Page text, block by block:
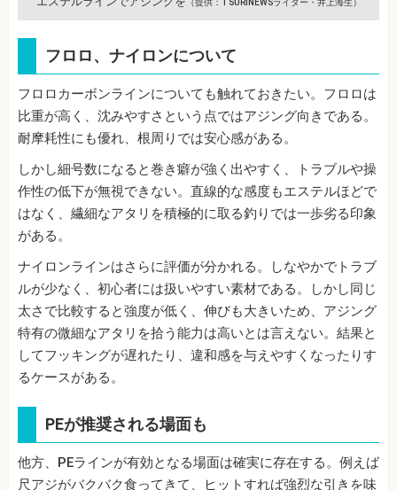
（提供：TSURINEWSライター・井上海生）
フロロ、ナイロンについて
フロロカーボンラインについても触れておきたい。フロロは
比重が高く、沈みやすさという点ではアジング向きである。
耐摩耗性にも優れ、根周りでは安心感がある。
しかし細号数になると巻き癖が強く出やすく、トラブルや操
作性の低下が無視できない。直線的な感度もエステルほどで
はなく、繊細なアタリを積極的に取る釣りでは一歩劣る印象
がある。
ナイロンラインはさらに評価が分かれる。しなやかでトラブ
ルが少なく、初心者には扱いやすい素材である。しかし同じ
太さで比較すると強度が低く、伸びも大きいため、アジング
特有の微細なアタリを拾う能力は高いとは言えない。結果と
してフッキングが遅れたり、違和感を与えやすくなったりす
るケースがある。
PEが推奨される場面も
他方、PEラインが有効となる場面は確実に存在する。例えば
尺アジがバクバク食ってきて、ヒットすれば強烈な引きを味